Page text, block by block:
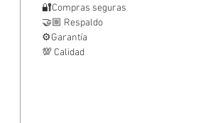
🔐Compras seguras
🤝🏼 Respaldo
⚙️Garantía
💯 Calidad